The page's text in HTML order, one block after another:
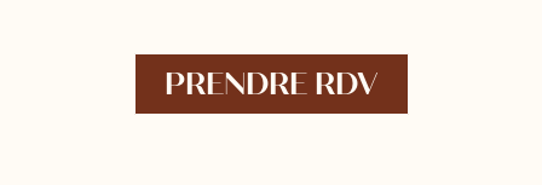
PRENDRE RDV